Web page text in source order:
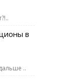
в
..